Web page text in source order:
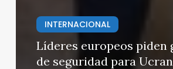
INTERNACIONAL
Líderes europeos piden
de seguridad para